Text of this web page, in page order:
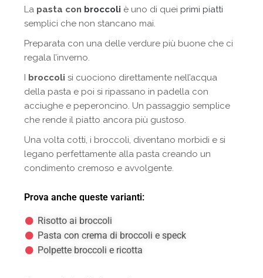
La pasta con broccoli è uno di quei primi piatti
semplici che non stancano mai.
Preparata con una delle verdure più buone che ci
regala l’inverno.
I broccoli si cuociono direttamente nell’acqua
della pasta e poi si ripassano in padella con
acciughe e peperoncino. Un passaggio semplice
che rende il piatto ancora più gustoso.
Una volta cotti, i broccoli, diventano morbidi e si
legano perfettamente alla pasta creando un
condimento cremoso e avvolgente.
Prova anche queste varianti:
Risotto ai broccoli
Pasta con crema di broccoli e speck
Polpette broccoli e ricotta